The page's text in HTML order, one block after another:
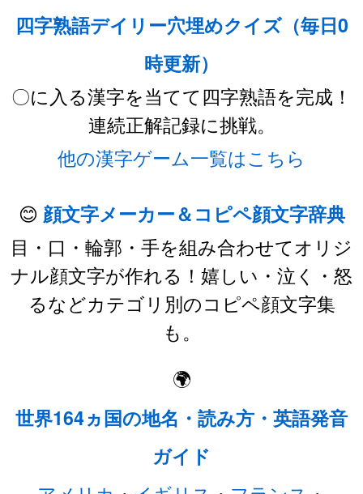
四字熟語デイリー穴埋めクイズ（毎日0
時更新）
〇に入る漢字を当てて四字熟語を完成！
連続正解記録に挑戦。
他の漢字ゲーム一覧はこちら
😊 顔文字メーカー＆コピペ顔文字辞典
目・口・輪郭・手を組み合わせてオリジ
ナル顔文字が作れる！嬉しい・泣く・怒
るなどカテゴリ別のコピペ顔文字集
も。
🌍
世界164ヵ国の地名・読み方・英語発音
ガイド